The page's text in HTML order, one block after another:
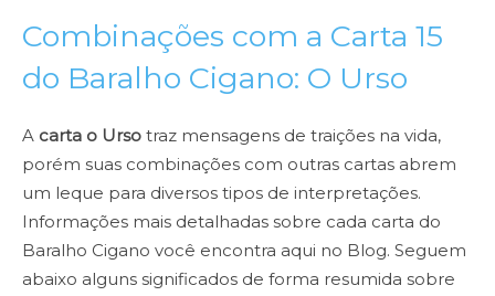
Combinações com a Carta 15
do Baralho Cigano: O Urso
A carta o Urso traz mensagens de traições na vida,
porém suas combinações com outras cartas abrem
um leque para diversos tipos de interpretações.
Informações mais detalhadas sobre cada carta do
Baralho Cigano você encontra aqui no Blog. Seguem
abaixo alguns significados de forma resumida sobre